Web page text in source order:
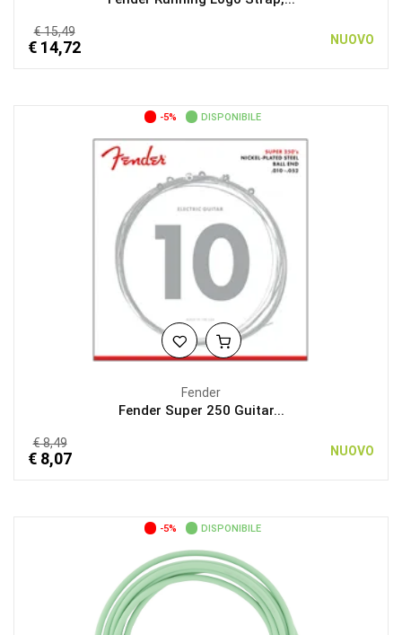
€ 15,49
€ 14,72 NUOVO
-5% DISPONIBILE
Fender
Fender Super 250 Guitar...
€ 8,49
€ 8,07 NUOVO
-5% DISPONIBILE